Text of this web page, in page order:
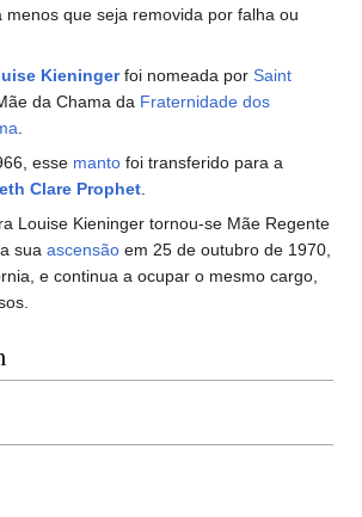
menos que seja removida por falha ou
Kieningerfoi nomeada por Saint
da Chama da Fraternidade dos
.
esse manto foi transferido para a
Clare Prophet.
Louise Kieninger tornou-se Mãe Regente
sua ascensão em 25 de outubro de 1970,
e continua a ocupar o mesmo cargo,